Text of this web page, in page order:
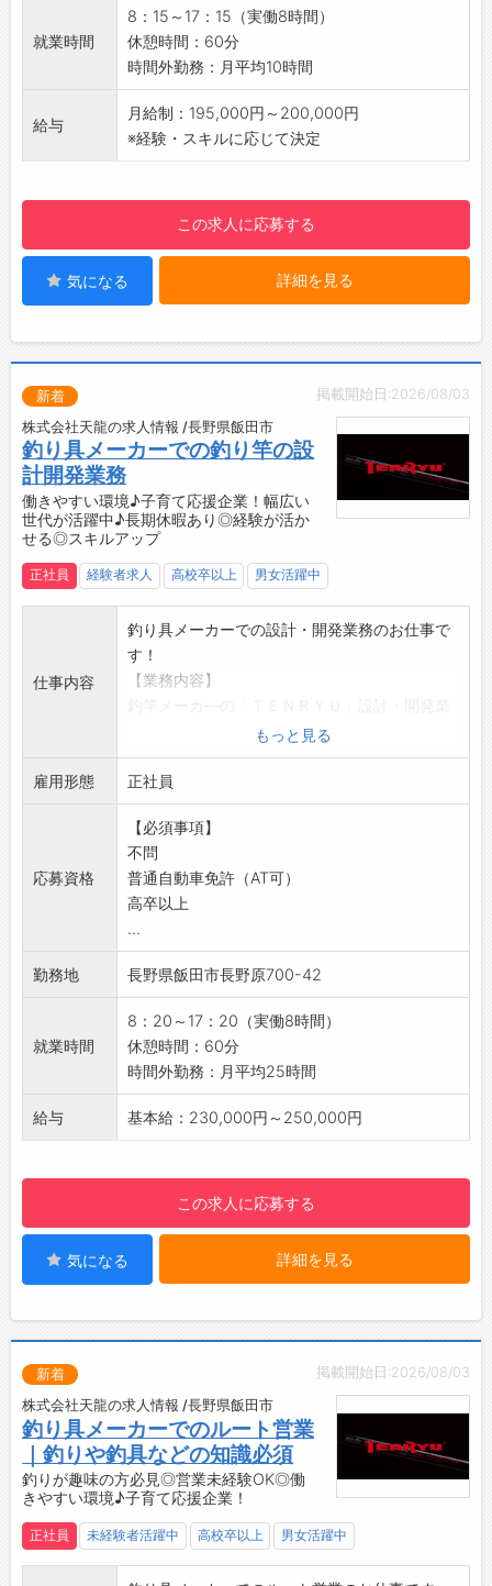
将来的には、「サブリーダー」や工場全体を統
括する「統括リーダー」への道も拓けていま
す。
【1日の流れ】
■AM5：00～／工場の始動準備
パートスタッフが出勤する1～2時間前に出社
スタッフがスムーズに作業を開始できるよ
ク容器や消毒水、一次加工が必要な原料を準備
■AM6：30～／管理業務を実施
各ラインを巡回しながら、現場の司令塔とし
■PM3：00～／出荷と翌日の準備
製造後は、翌日への引き継ぎが中心です。
パート終業後は片付けをし、日報で生産実績
などを翌日担当者へ共有します。
【こんな方におすすめ♪】
・コツコツと仕事に取り組める方
・入社早期に、安定収入を実現したい方
・私生活の時間もしっかり確保したい方
・頑張りを正当に評価してもらいたい方
【月の半分は、存分にリフレッシュ♪】
・年間休日は、たっぷり160日！月の約半分が
お休みになる計算です
・工場は365日稼働していますが、2～3日出勤
ごとに2日休むシフト制で、社員がしっかり休
める体制を整えています
わせて5日以上の連続休暇を取得することも可
能です
◎1日の勤務時間は少し長めですが、その分年間
休日を豊富に確保しています
【募集背景】
◎事業拡大に向けた増員募集！
【企業について】
長年培った高い技術力と信頼を強みに、地域の
食を支えています。少数精鋭ならではの風通し
の良い職場で、社員同士の距離も近く、気軽に
相談し合える環境が魅力です
チャレンジ精神を大切にする社風があり、一人
ひとりが新しいことに前向きに取り組んでいま
す。奥深い事業だからこそ、知識や経験を積み
ながら成長できるやりがいがあります。
で、安心してスタートできます
場です
コミュニケーションが取りやすく、安心して業
務に取り組めます
■安定企業
創業から150年！
【企業について】
創業150年の歴史を持つ生鮮野菜商社！
長年培った高い技術力と信頼を強みに、地域の
食を支えています。少数精鋭ならではの風通し
の良い職場で、社員同士の距離も近く、気軽に
チャレンジ精神を大切にする社風があり、一人
ひとりが新しいことに前向きに取り組んでいま
ながら成長できるやりがいがあります。
未経験の方も先輩社員が丁寧にサポートするの
就業時間
8：15～17：15（実働8時間）
休憩時間：60分
時間外勤務：月平均10時間
給与
月給制：195,000円～200,000円
※経験・スキルに応じて決定
この求人に応募する
気になる 詳細を見る
掲載開始日:2026/08/03
新着
株式会社天龍の求人情報 /長野県飯田市
釣り具メーカーでの釣り竿の設
計開発業務
働きやすい環境♪子育て応援企業！幅広い
世代が活躍中♪長期休暇あり◎経験が活か
せる◎スキルアップ
正社員 経験者求人 高校卒以上 男女活躍中
仕事内容
釣り具メーカーでの設計・開発業務のお仕事で
す！
【業務内容】
・釣竿やカーボンパイプの設計
・開発・製品の品質確認
・材料メーカーなどと打合せなど
【研修制度】
・入社から半年〜１年程度の製造現場研修を行
います！
【取り扱い製品】
・釣具用品
・ゴルフ用品
・汎用ポール
【長期連休あり◎】
・長期休暇 GW（5/3〜5/7）、夏季（8/13〜
8/16）、年末年始（12/30〜1/4）
【ポイント】
して育成しています。
◆子育て世代も仕事と育児の両立できる！安心
して働いてもらえるように子育て支援あり◎
＊女性の育児休暇100%達成
＊子の看護休暇制度あり （子供の急なお休みの
ご本人の状況や保育園などへの送り迎えなど
も考慮して、4つの時間設定を設けて、柔軟な
制度の利用を行っております。
◆2022年12月『職場いきいきアドバンスカン
されました！
◆工場見学は随時実施◎
もっと見る
雇用形態 正社員
応募資格
【必須事項】
不問
普通自動車免許（AT可）
高卒以上
...
勤務地 長野県飯田市長野原700-42
就業時間
8：20～17：20（実働8時間）
休憩時間：60分
時間外勤務：月平均25時間
給与 基本給：230,000円～250,000円
この求人に応募する
気になる 詳細を見る
掲載開始日:2026/08/03
新着
株式会社天龍の求人情報 /長野県飯田市
釣り具メーカーでのルート営業
｜釣りや釣具などの知識必須
釣りが趣味の方必見◎営業未経験OK◎働
きやすい環境♪子育て応援企業！
正社員 未経験者活躍中 高校卒以上 男女活躍中